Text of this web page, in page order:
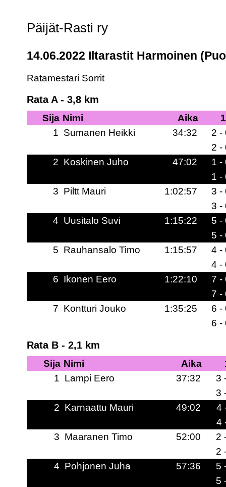
Päijät-Rasti ry
14.06.2022 Iltarastit Harmoinen
Ratamestari Sorrit
Rata A - 3,8 km
Sija Nimi Aika
1 Sumanen Heikki 34:32
2 -
2 -
2 Koskinen Juho 47:02
1 -
1 -
3 Piltt Mauri 1:02:57
3 -
3 -
4 Uusitalo Suvi 1:15:22
5 -
5 -
5 Rauhansalo Timo 1:15:57
4 -
4 -
6 Ikonen Eero 1:22:10
7 -
7 -
7 Kontturi Jouko 1:35:25
6 -
6 -
Rata B - 2,1 km
Sija Nimi Aika
1 Lampi Eero 37:32
3
3
2 Karnaattu Mauri 49:02
4
4
3 Maaranen Timo 52:00
2
2
4 Pohjonen Juha 57:36
5
5